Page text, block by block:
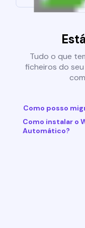
Tudo o que
ficheiros do
Como posso
Como instalar o
Automático?